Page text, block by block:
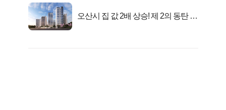
오산시 집 값 2배 상승! 제 2의 동탄 신